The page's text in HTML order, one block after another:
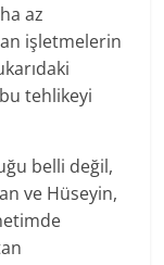
az
işletmelerin
tehlikeyi
belli değil,
ve Hüseyin,